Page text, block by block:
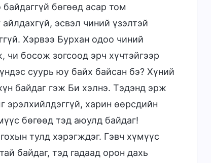
бөгөөд асар том
эсвэл чиний үзэлтэй
Хэрвээ Бурхан одоо чиний
чи босож зогсоод эрч хүчтэйгээр
суурь юу байх байсан бэ? Хүний
байдаг гэж Би хэлнэ. Тэдэнд эрж
эрэлхийлдэггүй, харин өөрсдийн
бөгөөд тэд аюулд байдаг!
тулд хэрэгждэг. Гэвч хүмүүс
байдаг, тэд гадаад орон дахь